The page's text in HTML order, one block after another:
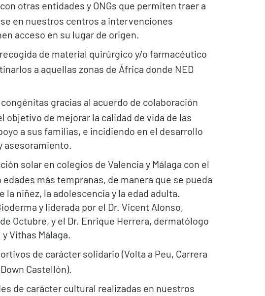
otras entidades y ONGs que permiten traer a
en nuestros centros a intervenciones
acceso en su lugar de origen.
de material quirúrgico y/o farmacéutico
a aquellas zonas de África donde NED
gracias al acuerdo de colaboración
objetivo de mejorar la calidad de vida de las
a sus familias, e incidiendo en el desarrollo
asesoramiento.
solar en colegios de Valencia y Málaga con el
más tempranas, de manera que se pueda
niñez, la adolescencia y la edad adulta.
y liderada por el Dr. Vicent Alonso,
Octubre, y el Dr. Enrique Herrera, dermatólogo
Vithas Málaga.
de carácter solidario (Volta a Peu, Carrera
Castellón).
de carácter cultural realizadas en nuestros